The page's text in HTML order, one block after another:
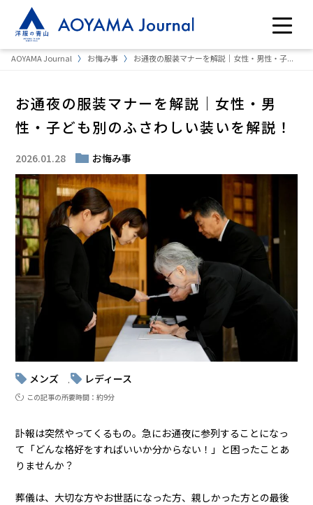
AOYAMA Journal お悔み事 お通夜の服装マナーを解説｜女性・男性・子...
お通夜の服装マナーを解説｜女性・男
性・子ども別のふさわしい装いを解説！
2026.01.28 お悔み事
メンズ , レディース
この記事の所要時間：約9分
訃報は突然やってくるもの。急にお通夜に参列することになっ
て「どんな格好をすればいいか分からない！」と困ったことあ
りませんか？
葬儀は、大切な方やお世話になった方、親しかった方との最後